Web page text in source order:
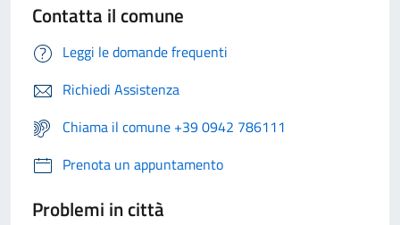
Contatta il comune
Leggi le domande frequenti
Richiedi Assistenza
Chiama il comune +39 0942 786111
Prenota un appuntamento
Problemi in città